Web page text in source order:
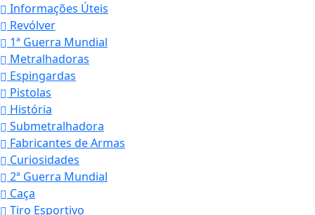
Informações Úteis
Revólver
1ª Guerra Mundial
Metralhadoras
Espingardas
Pistolas
História
Submetralhadora
Fabricantes de Armas
Curiosidades
2ª Guerra Mundial
Caça
Tiro Esportivo